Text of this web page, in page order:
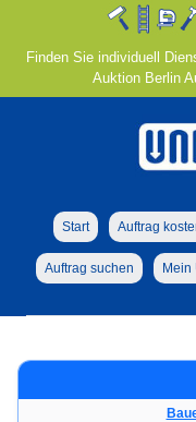
Finden Sie individuell
Auktion Berlin
Start Auftrag
Auftrag suchen Mein